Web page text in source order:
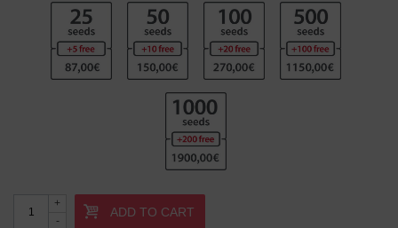
-
+
ADD TO CART